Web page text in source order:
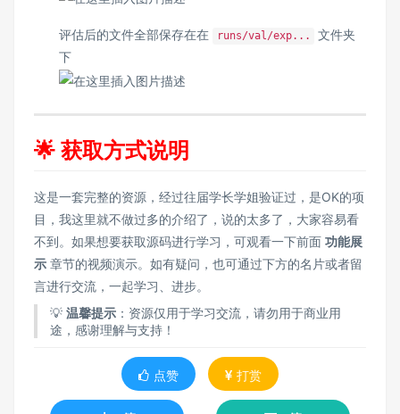
评估后的文件全部保存在在 runs/val/exp...
文件夹
下
🌟 获取方式说明
这是一套完整的资源，经过往届学长学姐验证过，是OK的项
目，我这里就不做过多的介绍了，说的太多了，大家容易看
不到。如果想要获取源码进行学习，可观看一下前面 功能展
示 章节的视频演示。如有疑问，也可通过下方的名片或者留
言进行交流，一起学习、进步。
💡 温馨提示：资源仅用于学习交流，请勿用于商业用
途，感谢理解与支持！
点赞 打赏